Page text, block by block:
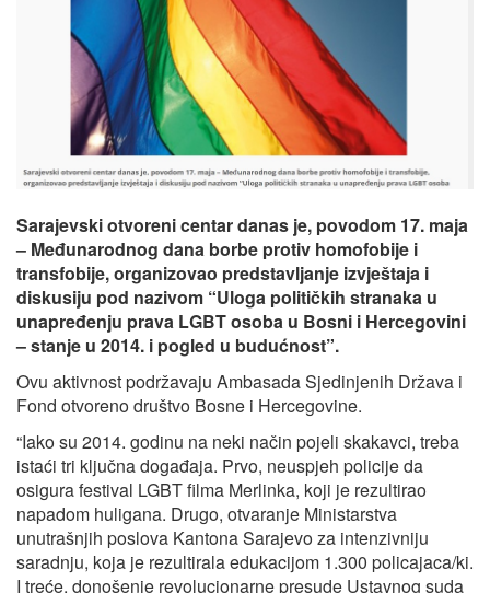
Sarajevski otvoreni centar danas je, povodom 17. maja
– Međunarodnog dana borbe protiv homofobije i
transfobije, organizovao predstavljanje izvještaja i
diskusiju pod nazivom “Uloga političkih stranaka u
unapređenju prava LGBT osoba u Bosni i Hercegovini
– stanje u 2014. i pogled u budućnost”.
Ovu aktivnost podržavaju Ambasada Sjedinjenih Država i
Fond otvoreno društvo Bosne i Hercegovine.
“Iako su 2014. godinu na neki način pojeli skakavci, treba
istaći tri ključna događaja. Prvo, neuspjeh policije da
osigura festival LGBT filma Merlinka, koji je rezultirao
napadom huligana. Drugo, otvaranje Ministarstva
unutrašnjih poslova Kantona Sarajevo za intenzivniju
saradnju, koja je rezultirala edukacijom 1.300 policajaca/ki.
I treće, donošenje revolucionarne presude Ustavnog suda